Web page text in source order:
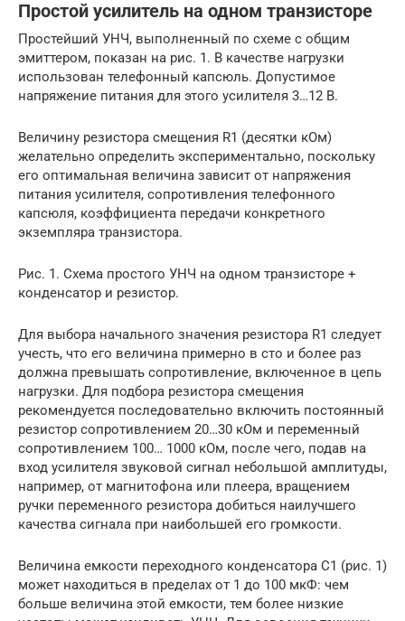
Простой усилитель на одном транзисторе
Простейший УНЧ, выполненный по схеме с общим
эмиттером, показан на рис. 1. В качестве нагрузки
использован телефонный капсюль. Допустимое
напряжение питания для этого усилителя 3…12 В.
Величину резистора смещения R1 (десятки кОм)
желательно определить экспериментально, поскольку
его оптимальная величина зависит от напряжения
питания усилителя, сопротивления телефонного
капсюля, коэффициента передачи конкретного
экземпляра транзистора.
Рис. 1. Схема простого УНЧ на одном транзисторе +
конденсатор и резистор.
Для выбора начального значения резистора R1 следует
учесть, что его величина примерно в сто и более раз
должна превышать сопротивление, включенное в цепь
нагрузки. Для подбора резистора смещения
рекомендуется последовательно включить постоянный
резистор сопротивлением 20…30 кОм и переменный
сопротивлением 100… 1000 кОм, после чего, подав на
вход усилителя звуковой сигнал небольшой амплитуды,
например, от магнитофона или плеера, вращением
ручки переменного резистора добиться наилучшего
качества сигнала при наибольшей его громкости.
Величина емкости переходного конденсатора С1 (рис. 1)
может находиться в пределах от 1 до 100 мкФ: чем
больше величина этой емкости, тем более низкие